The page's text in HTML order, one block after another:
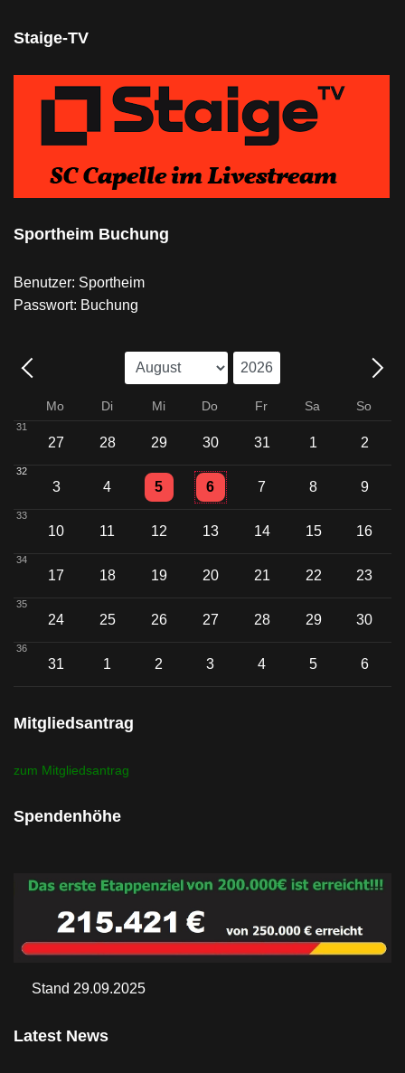
Staige-TV
Sportheim Buchung
Benutzer: Sportheim
Passwort: Buchung
Mo Di Mi Do Fr Sa So
31
27 28 29 30 31 1 2
32
3 4 5
Einzelne Veranstaltung
6
Einzelne Veranstaltung
7 8 9
33
10 11 12 13 14 15 16
34
17 18 19 20 21 22 23
35
24 25 26 27 28 29 30
36
31 1 2 3 4 5 6
Mitgliedsantrag
zum Mitgliedsantrag
Spendenhöhe
Stand 29.09.2025
Latest News